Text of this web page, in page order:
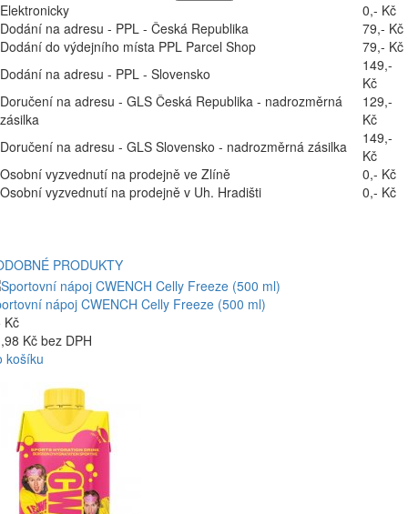
Elektronicky
0,- Kč
Dodání na adresu - PPL - Česká Republika
79,- Kč
Dodání do výdejního místa PPL Parcel Shop
79,- Kč
Dodání na adresu - PPL - Slovensko
149,-
Kč
Doručení na adresu - GLS Česká Republika - nadrozměrná
zásilka
129,-
Kč
Doručení na adresu - GLS Slovensko - nadrozměrná zásilka
149,-
Kč
Osobní vyzvednutí na prodejně ve Zlíně
0,- Kč
Osobní vyzvednutí na prodejně v Uh. Hradišti
0,- Kč
PRODUKTY
nápoj CWENCH Celly Freeze (500 ml)
Kč
Kč bez DPH
košíku